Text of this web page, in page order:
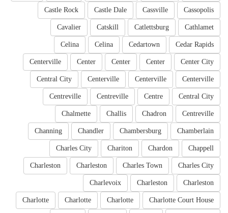
Cassopolis
Cassville
Castle Dale
Castle Rock
Cathlamet
Catlettsburg
Catskill
Cavalier
Cedar Rapids
Cedartown
Celina
Celina
Center City
Center
Center
Center
Centerville
Centerville
Centerville
Centerville
Central City
Central City
Centre
Centreville
Centreville
Centreville
Chadron
Challis
Chalmette
Chamberlain
Chambersburg
Chandler
Channing
Chappell
Chardon
Chariton
Charles City
Charles City
Charles Town
Charleston
Charleston
Charleston
Charleston
Charlevoix
Charlotte Court House
Charlotte
Charlotte
Charlotte